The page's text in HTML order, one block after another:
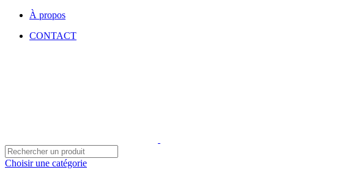
À propos
CONTACT
Choisir une catégorie